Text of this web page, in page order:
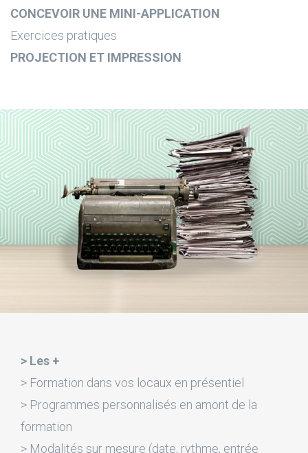
CONCEVOIR UNE MINI-APPLICATION
Exercices pratiques
PROJECTION ET IMPRESSION
> Les +
> Formation dans vos locaux en présentiel
> Programmes personnalisés en amont de la
formation
> Modalités sur mesure (date, rythme, entrée